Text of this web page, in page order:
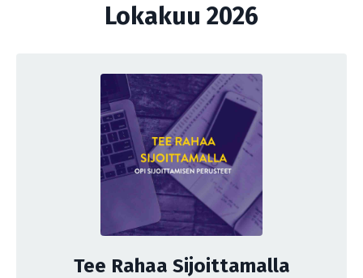
Lokakuu 2026
Tee Rahaa Sijoittamalla